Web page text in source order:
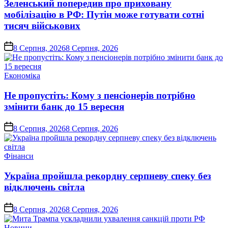
Зеленський попередив про приховану
мобілізацію в РФ: Путін може готувати сотні
тисяч військових
on8 Серпня, 20268 Серпня, 2026
Опублікувати
Економіка
Не пропустіть: Кому з пенсіонерів потрібно
змінити банк до 15 вересня
on8 Серпня, 20268 Серпня, 2026
Опублікувати
Фінанси
Україна пройшла рекордну серпневу спеку без
відключень світла
on8 Серпня, 20268 Серпня, 2026